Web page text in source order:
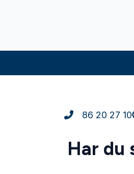
86 20 27 10
Har du